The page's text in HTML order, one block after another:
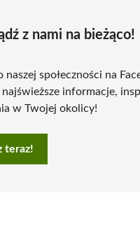
z nami na bieżąco!
naszej społeczności na
informacje,
w Twojej okolicy!
teraz!